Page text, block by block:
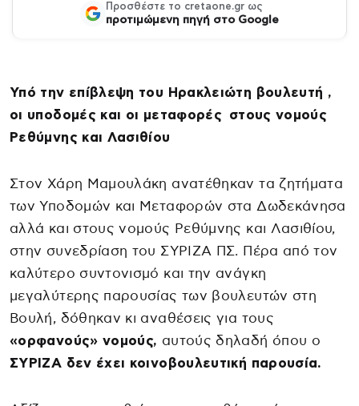
Προσθέστε το cretaone.gr ως
προτιμώμενη πηγή στο Google
Υπό την επίβλεψη του Ηρακλειώτη βουλευτή ,
οι υποδομές και οι μεταφορές στους νομούς
Ρεθύμνης και Λασιθίου
Στον Χάρη Μαμουλάκη ανατέθηκαν τα ζητήματα
των Υποδομών και Μεταφορών στα Δωδεκάνησα
αλλά και στους νομούς Ρεθύμνης και Λασιθίου,
στην συνεδρίαση του ΣΥΡΙΖΑ ΠΣ. Πέρα από τον
καλύτερο συντονισμό και την ανάγκη
μεγαλύτερης παρουσίας των βουλευτών στη
Βουλή, δόθηκαν κι αναθέσεις για τους
«ορφανούς» νομούς, αυτούς δηλαδή όπου ο
ΣΥΡΙΖΑ δεν έχει κοινοβουλευτική παρουσία.